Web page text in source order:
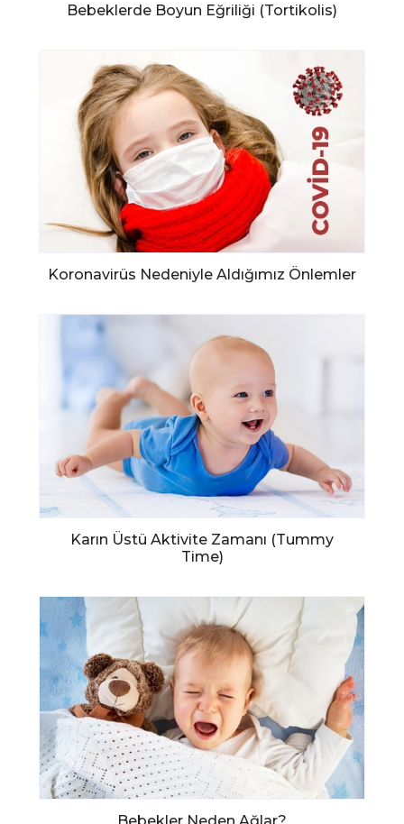
Bebeklerde Boyun Eğriliği (Tortikolis)
Koronavirüs Nedeniyle Aldığımız Önlemler
Karın Üstü Aktivite Zamanı (Tummy
Time)